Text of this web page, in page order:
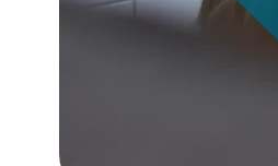
De geavanceerde AI-
bij het vertalen van cijfers